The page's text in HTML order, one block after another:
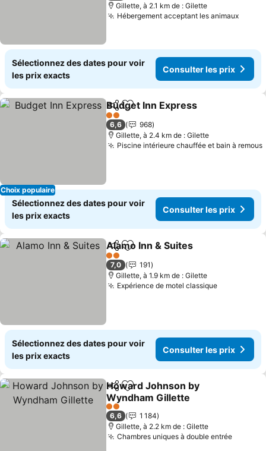
Gillette, à 2.1 km de : Gilette
Hébergement acceptant les animaux
Sélectionnez des dates pour voir
les prix exacts
Consulter les prix
Choix populaire
PartagerAjouter à mes favoris
Budget Inn Express
2 Étoiles
6,6
968
Gillette, à 2.4 km de : Gilette
Piscine intérieure chauffée et bain à remous
Sélectionnez des dates pour voir
les prix exacts
Consulter les prix
PartagerAjouter à mes favoris
Alamo Inn & Suites
2 Étoiles
7,0
191
Gillette, à 1.9 km de : Gilette
Expérience de motel classiqueConsulter
Sélectionnez des dates pour voir
les prix exacts
Consulter les prix
PartagerAjouter à mes favoris
Howard Johnson by
Wyndham Gillette
Consulter les prix
2 Étoiles
6,6
1 184
Gillette, à 2.2 km de : Gilette
Chambres uniques à double entrée